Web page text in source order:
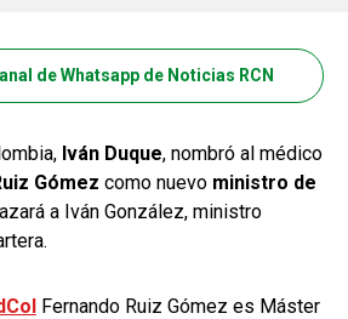
de Whatsapp de Noticias RCN
Iván Duque, nombró al médico
Gómez como nuevo ministro de
a Iván González, ministro
Fernando Ruiz Gómez es Máster